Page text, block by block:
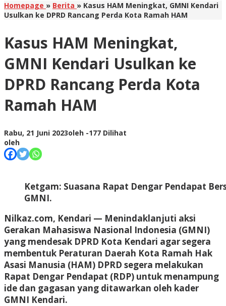
Homepage » Berita » Kasus HAM Meningkat, GMNI Kendari
Usulkan ke DPRD Rancang Perda Kota Ramah HAM
Kasus HAM Meningkat,
GMNI Kendari Usulkan ke
DPRD Rancang Perda Kota
Ramah HAM
Rabu, 21 Juni 2023oleh -177 Dilihat
oleh
Ketgam: Suasana Rapat Dengar Pendapat
GMNI.
Nilkaz.com, Kendari — Menindaklanjuti aksi
Gerakan Mahasiswa Nasional Indonesia (GMNI)
yang mendesak DPRD Kota Kendari agar segera
membentuk Peraturan Daerah Kota Ramah Hak
Asasi Manusia (HAM) DPRD segera melakukan
Rapat Dengar Pendapat (RDP) untuk menampung
ide dan gagasan yang ditawarkan oleh kader
GMNI Kendari.